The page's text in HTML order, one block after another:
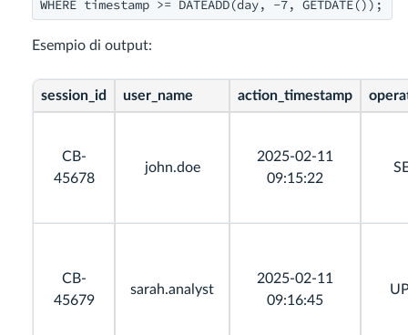
Esempio di output:
session_id user_name action_timestamp
CB-
45678
john.doe
2025-02-11
09:15:22
CB-
45679
sarah.analyst
2025-02-11
09:16:45